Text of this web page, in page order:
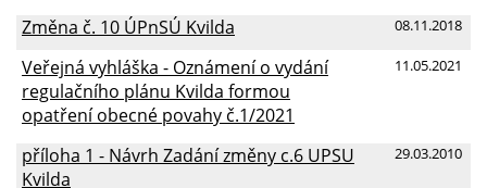
08.11.2018
Změna č. 10 ÚPnSÚ Kvilda
11.05.2021
Veřejná vyhláška - Oznámení o vydání
regulačního plánu Kvilda formou
opatření obecné povahy č.1/2021
29.03.2010
příloha 1 - Návrh Zadání změny c.6 UPSU
Kvilda